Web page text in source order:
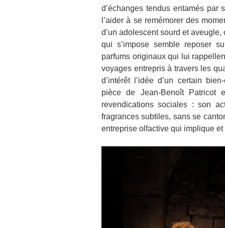
d’échanges tendus entamés
l’aider à se remémorer des
d’un adolescent sourd et
qui s’impose semble reposer
parfums originaux qui lui
voyages entrepris à travers les
d’intérêt l’idée d’un certain
pièce de Jean-Benoît Patricot
revendications sociales : son
fragrances subtiles, sans se
entreprise olfactive qui implique